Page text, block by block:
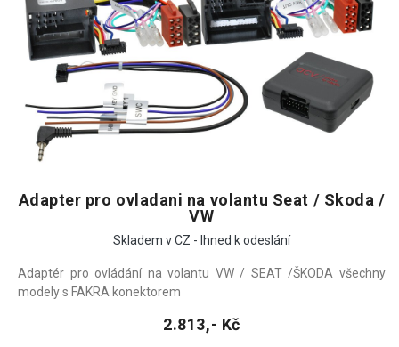
Adapter pro ovladani na volantu Seat / Skoda /
VW
Skladem v CZ - Ihned k odeslání
Adaptér pro ovládání na volantu VW / SEAT /ŠKODA všechny
modely s FAKRA konektorem
2.813,- Kč